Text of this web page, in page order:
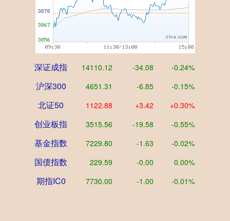
深证成指 14110.12 -34.08 -0.24%
沪深300 4651.31 -6.85 -0.15%
北证50 1122.88 +3.42 +0.30%
创业板指 3515.56 -19.58 -0.55%
基金指数 7229.80 -1.63 -0.02%
国债指数 229.59 -0.00 0.00%
期指IC0 7730.00 -1.00 -0.01%